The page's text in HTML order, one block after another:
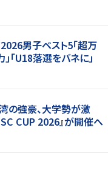
男子ベスト5「超万
「U18落選をバネに」
の強豪、大学勢が激
CUP 2026』が開催へ